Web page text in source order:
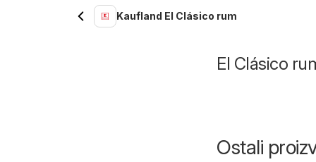
Kaufland El Clásico rum
El Clásico
Ostali